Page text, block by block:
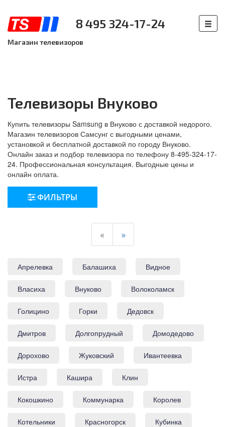
8 495 324-17-24
Магазин телевизоров
Телевизоры Внуково
Купить телевизоры Samsung в Внуково с доставкой недорого.
Магазин телевизоров Самсунг с выгодными ценами,
установкой и бесплатной доставкой по городу Внуково.
Онлайн заказ и подбор телевизора по телефону 8-495-324-17-
24. Профессиональная консультация. Выгодные цены и
онлайн оплата.
ФИЛЬТРЫ
« »
Апрелевка Балашиха Видное
Власиха Внуково Волоколамск
Голицино Горки Дедовск
Дмитров Долгопрудный Домодедово
Дорохово Жуковский Ивантеевка
Истра Кашира Клин
Кокошкино Коммунарка Королев
Котельники Красногорск Кубинка